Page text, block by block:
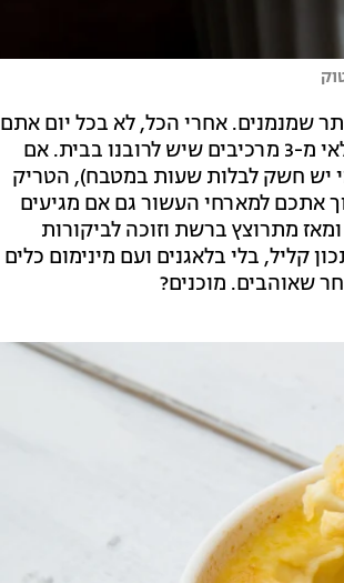
שמנמנים. אחרי הכל, לא בכל יום אתם
מתעוררים בבוקר ומגלים שאפשר להכין את הקינוח הצרפתי העילאי מ-3 מרכיבים שיש לרובנו בבית. אם
יש חשק לבלות שעות במטבח), הטריק
אתכם למארחי העשור גם אם מגיעים
אליכם אורחים בספונטניות מבהילה. מתכון שהתחיל באתר tasty ומאז מתרוצץ ברשת וזוכה לביקורות
קליל, בלי בלאגנים ועם מינימום כלים
שאוהבים. מוכנים?